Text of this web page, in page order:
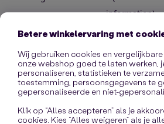
information).
Betere winkelervaring met
Wij gebruiken cookies en
onze webshop goed te laten werken,
personaliseren, statistieken te
toestemming, persoonsgegevens te
gepersonaliseerde en niet-
Klik op “Alles accepteren” als je
cookies. Kies “Alles weigeren” als je